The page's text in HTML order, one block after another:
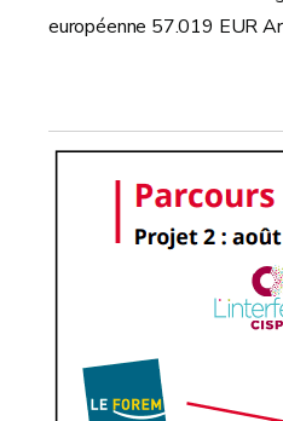
européenne 57.019 EUR